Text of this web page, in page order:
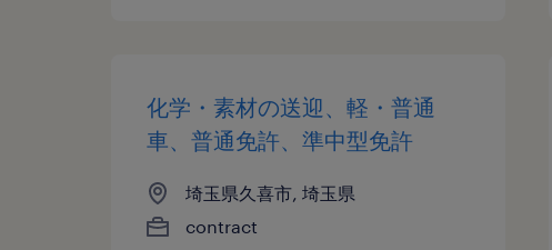
化学・素材の送迎、軽・普通
車、普通免許、準中型免許
埼玉県久喜市, 埼玉県
contract